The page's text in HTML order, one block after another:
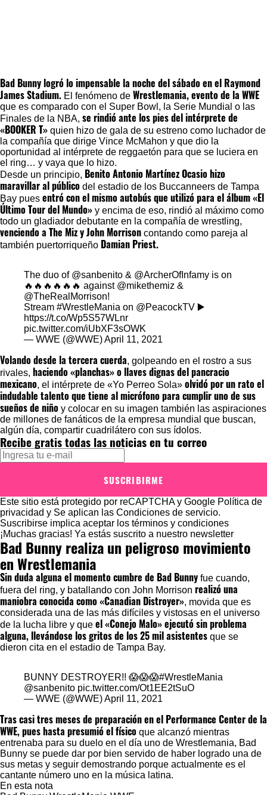
Bad Bunny logró lo impensable la noche del sábado en el Raymond
James Stadium. El fenómeno de Wrestlemania, evento de la WWE
que es comparado con el Super Bowl, la Serie Mundial o las
Finales de la NBA, se rindió ante los pies del intérprete de
«BOOKER T» quien hizo de gala de su estreno como luchador de
la compañía que dirige Vince McMahon y que dio la
oportunidad al intérprete de reggaetón para que se luciera en
el ring… y vaya que lo hizo.
Desde un principio, Benito Antonio Martínez Ocasio hizo
maravillar al público del estadio de los Buccanneers de Tampa
Bay pues entró con el mismo autobús que utilizó para el álbum «El
Último Tour del Mundo» y encima de eso, rindió al máximo como
todo un gladiador debutante en la compañía de wrestling,
venciendo a The Miz y John Morrison contando como pareja al
también puertorriqueño Damian Priest.
The duo of @sanbenito& @ArcherOfInfamy is on
🔥🔥🔥🔥🔥🔥 against @mikethemiz &
@TheRealMorrison!
Stream #WrestleMania on @PeacockTV ▶️
https://t.co/Wp5S57WLnr
pic.twitter.com/iUbXF3sOWK
— WWE (@WWE) April 11, 2021
Volando desde la tercera cuerda, golpeando en el rostro a sus
rivales, haciendo «planchas» o llaves dignas del pancracio
mexicano, el intérprete de «Yo Perreo Sola» olvidó por un rato el
indudable talento que tiene al micrófono para cumplir uno de sus
sueños de niño y colocar en su imagen también las aspiraciones
de millones de fanáticos de la empresa mundial que buscan,
algún día, compartir cuadrilátero con sus ídolos.
Recibe gratis todas las noticias en tu correo
SUSCRIBIRME
Este sitio está protegido por reCAPTCHA y Google Política de
privacidad y Se aplican las Condiciones de servicio.
Suscribirse implica aceptar los términos y condiciones
¡Muchas gracias! Ya estás suscrito a nuestro newsletter
Bad Bunny realiza un peligroso movimiento
en Wrestlemania
Sin duda alguna el momento cumbre de Bad Bunny fue cuando,
fuera del ring, y batallando con John Morrison realizó una
maniobra conocida como «Canadian Distroyer», movida que es
considerada una de las más difíciles y vistosas en el universo
de la lucha libre y que el «Conejo Malo» ejecutó sin problema
alguna, llevándose los gritos de los 25 mil asistentes que se
dieron cita en el estadio de Tampa Bay.
BUNNY DESTROYER!! 😱😱😱#WrestleMania
@sanbenito pic.twitter.com/Ot1EE2tSuO
Tras casi tres meses de preparación en el Performance Center de la
WWE, pues hasta presumió el físico que alcanzó mientras
entrenaba para su duelo en el día uno de Wrestlemania, Bad
Bunny se puede dar por bien servido de haber logrado una de
sus metas y seguir demostrando porque actualmente es el
cantante número uno en la música latina.